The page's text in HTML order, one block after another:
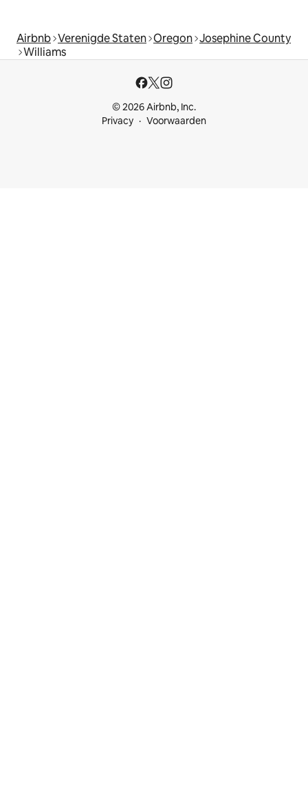
Airbnb Verenigde Staten Oregon Josephine County
Williams
© 2026 Airbnb, Inc.
Privacy
Voorwaarden